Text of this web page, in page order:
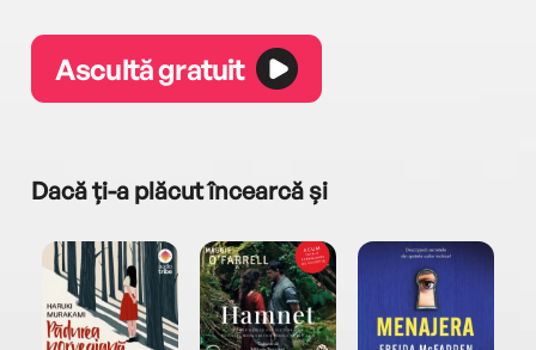
Ascultă gratuit
Dacă ți-a plăcut încearcă și